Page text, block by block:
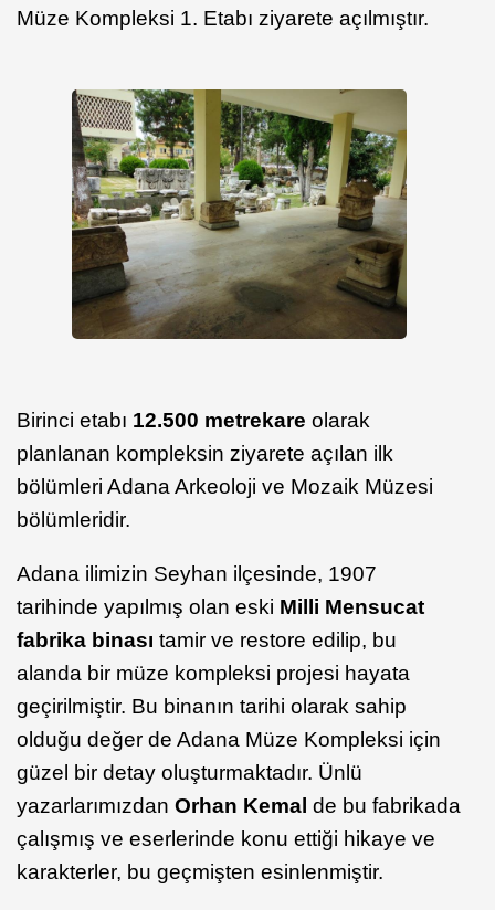
Müze Kompleksi 1. Etabı ziyarete açılmıştır.
Birinci etabı 12.500 metrekare olarak
planlanan kompleksin ziyarete açılan ilk
bölümleri Adana Arkeoloji ve Mozaik Müzesi
bölümleridir.
Adana ilimizin Seyhan ilçesinde, 1907
tarihinde yapılmış olan eski Milli Mensucat
fabrika binası tamir ve restore edilip, bu
alanda bir müze kompleksi projesi hayata
geçirilmiştir. Bu binanın tarihi olarak sahip
olduğu değer de Adana Müze Kompleksi için
güzel bir detay oluşturmaktadır. Ünlü
yazarlarımızdan Orhan Kemal de bu fabrikada
çalışmış ve eserlerinde konu ettiği hikaye ve
karakterler, bu geçmişten esinlenmiştir.